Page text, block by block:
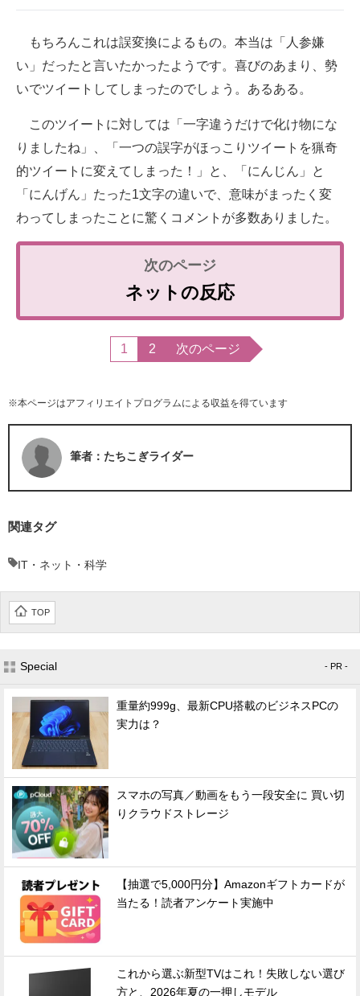
もちろんこれは誤変換によるもの。本当は「人参嫌
い」だったと言いたかったようです。喜びのあまり、勢
いでツイートしてしまったのでしょう。あるある。
このツイートに対しては「一字違うだけで化け物にな
りましたね」、「一つの誤字がほっこりツイートを猟奇
的ツイートに変えてしまった！」と、「にんじん」と
「にんげん」たった1文字の違いで、意味がまったく変
わってしまったことに驚くコメントが多数ありました。
ネットの反応
1 2 次のページ
※本ページはアフィリエイトプログラムによる収益を得ています
筆者：たちこぎライダー
関連タグ
IT・ネット・科学
TOP
Special - PR -
重量約999g、最新CPU搭載のビジネスPCの
実力は？
スマホの写真／動画をもう一段安全に 買い切
りクラウドストレージ
【抽選で5,000円分】Amazonギフトカードが
当たる！読者アンケート実施中
これから選ぶ新型TVはこれ！失敗しない選び
方と、2026年夏の一押しモデル